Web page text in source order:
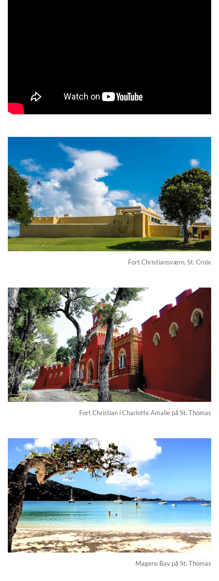
Fort Christiansværn, St. Croix
Fort Christian i Charlotte Amalie på St. Thomas
Magens Bay på St. Thomas